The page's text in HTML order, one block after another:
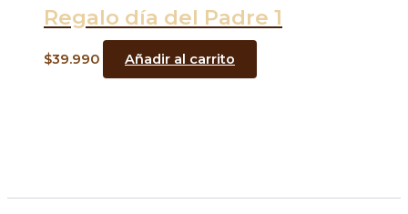
Regalo día del Padre 1
$39.990 Añadir al carrito